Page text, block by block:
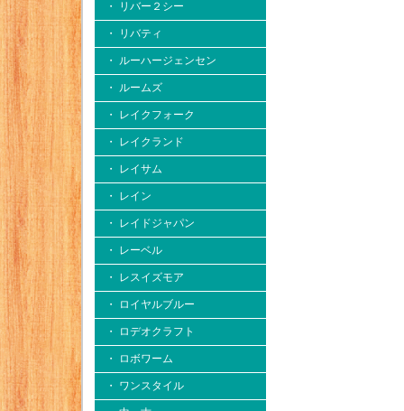
・ リバー２シー
・ リバティ
・ ルーハージェンセン
・ ルームズ
・ レイクフォーク
・ レイクランド
・ レイサム
・ レイン
・ レイドジャパン
・ レーベル
・ レスイズモア
・ ロイヤルブルー
・ ロデオクラフト
・ ロボワーム
・ ワンスタイル